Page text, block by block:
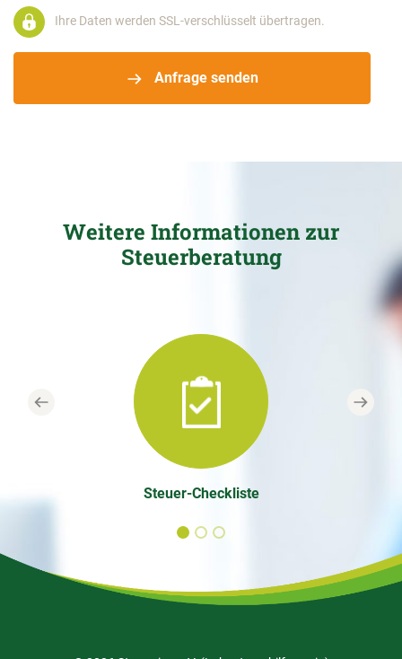
Anfrage senden
Ihre Daten werden SSL-verschlüsselt übertragen.
Weitere Informationen zur
Steuerberatung
Steuer-Checkliste
Previous Next